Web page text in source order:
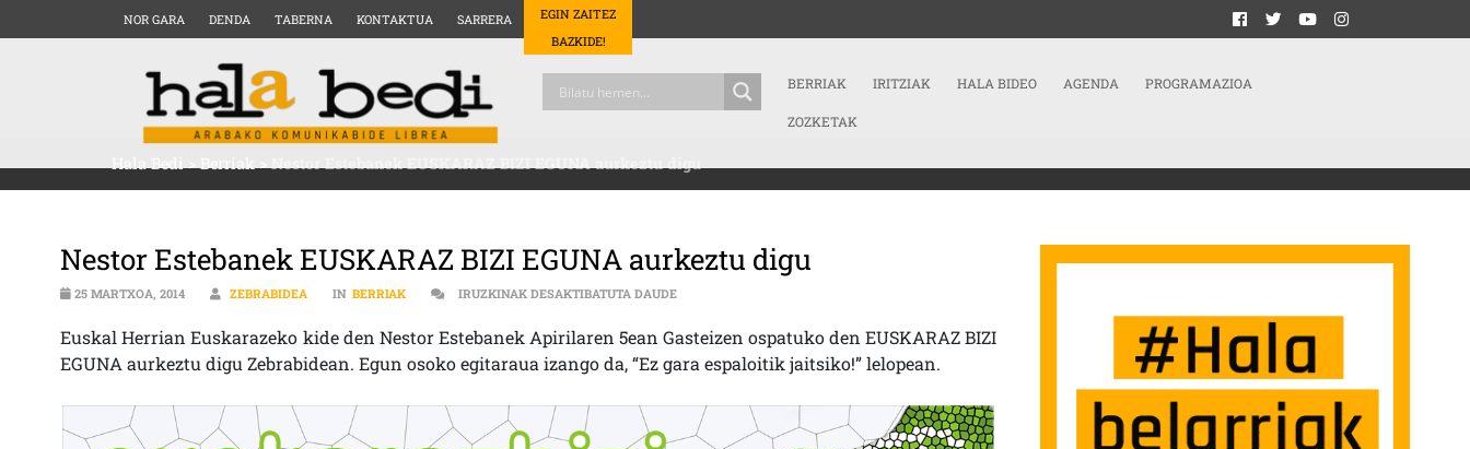
NOR GARA DENDA TABERNA KONTAKTUA SARRERA
EGIN ZAITEZ
BAZKIDE!
BERRIAK IRITZIAK HALA BIDEO AGENDA PROGRAMAZIOA
ZOZKETAK
Hala Bedi>Berriak>Nestor Estebanek EUSKARAZ BIZI EGUNA aurkeztu digu
Nestor Estebanek EUSKARAZ BIZI EGUNA aurkeztu digu
25 MARTXOA, 2014 ZEBRABIDEA IN BERRIAK IRUZKINAK DESAKTIBATUTA DAUDENESTOR ESTEBANEK EUSKARAZ BIZI EGUNA AURKEZTU DIGU SARRERAN
Euskal Herrian Euskarazeko kide den Nestor Estebanek Apirilaren 5ean Gasteizen ospatuko den EUSKARAZ BIZI
EGUNA aurkeztu digu Zebrabidean. Egun osoko egitaraua izango da, “Ez gara espaloitik jaitsiko!” lelopean.